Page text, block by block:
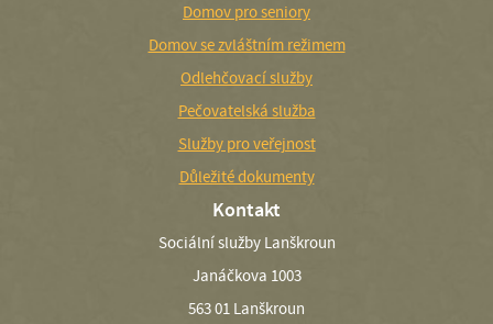
Domov pro seniory
Domov se zvláštním režimem
Odlehčovací služby
Pečovatelská služba
Služby pro veřejnost
Důležité dokumenty
Kontakt
Sociální služby Lanškroun
Janáčkova 1003
563 01 Lanškroun